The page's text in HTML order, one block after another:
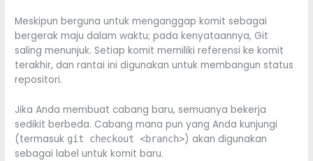
Meskipun berguna untuk menganggap komit sebagai
bergerak maju dalam waktu; pada kenyataannya, Git
saling menunjuk. Setiap komit memiliki referensi ke komit
terakhir, dan rantai ini digunakan untuk membangun status
repositori.
Jika Anda membuat cabang baru, semuanya bekerja
sedikit berbeda. Cabang mana pun yang Anda kunjungi
(termasuk git checkout <branch>) akan digunakan
sebagai label untuk komit baru.